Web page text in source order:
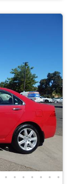
• • • • • • •